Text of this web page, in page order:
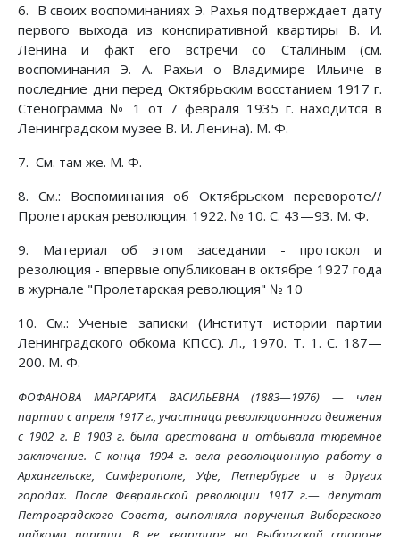
6. В своих воспоминаниях Э. Рахья подтверждает дату
первого выхода из конспиративной квартиры В. И.
Ленина и факт его встречи со Сталиным (см.
воспоминания Э. А. Рахьи о Владимире Ильиче в
последние дни перед Октябрьским восстанием 1917 г.
Стенограмма № 1 от 7 февраля 1935 г. находится в
Ленинградском музее В. И. Ленина). М. Ф.
7. См. там же. М. Ф.
8. См.: Воспоминания об Октябрьском перевороте//
Пролетарская революция. 1922. № 10. С. 43—93. М. Ф.
9. Материал об этом заседании - протокол и
резолюция - впервые опубликован в октябре 1927 года
в журнале "Пролетарская революция" № 10
10. См.: Ученые записки (Институт истории партии
Ленинградского обкома КПСС). Л., 1970. Т. 1. С. 187—
200. М. Ф.
ФОФАНОВА МАРГАРИТА ВАСИЛЬЕВНА (1883—1976) — член
партии с апреля 1917 г., участница революционного движения
с 1902 г. В 1903 г. была арестована и отбывала тюремное
заключение. С конца 1904 г. вела революционную работу в
Архангельске, Симферополе, Уфе, Петербурге и в других
городах. После Февральской революции 1917 г.— депутат
Петроградского Совета, выполняла поручения Выборгского